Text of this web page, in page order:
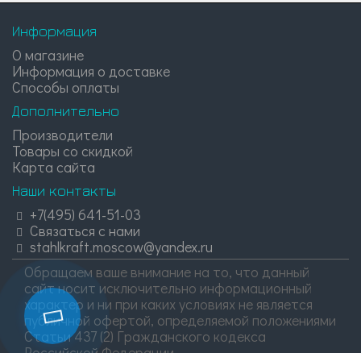
Информация
О магазине
Информация о доставке
Способы оплаты
Дополнительно
Производители
Товары со скидкой
Карта сайта
Наши контакты
+7(495) 641-51-03
Связаться с нами
stahlkraft.moscow@yandex.ru
Обращаем ваше внимание на то, что данный
сайт носит исключительно информационный
характер и ни при каких условиях не является
публичной офертой, определяемой положениями
Статьи 437 (2) Гражданского кодекса